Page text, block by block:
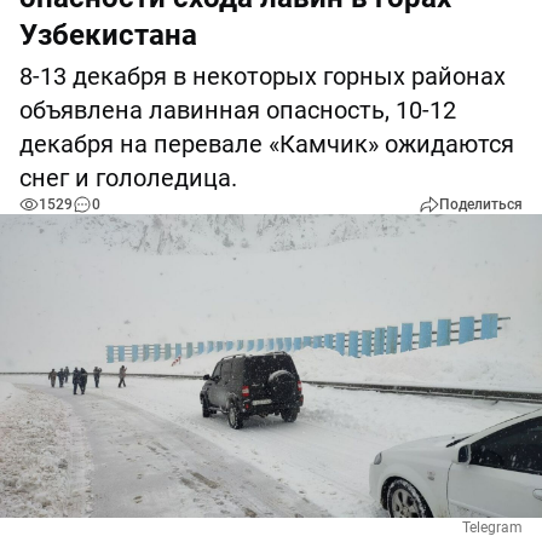
Узбекистана
8-13 декабря в некоторых горных районах
объявлена лавинная опасность, 10-12
декабря на перевале «Камчик» ожидаются
снег и гололедица.
1529 0 Поделиться
Telegram